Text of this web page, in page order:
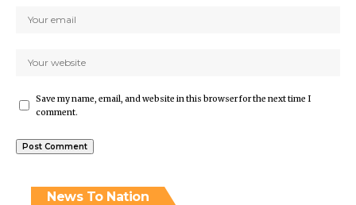
Save my name, email, and website in this browser for the next time I
comment.
News To Nation